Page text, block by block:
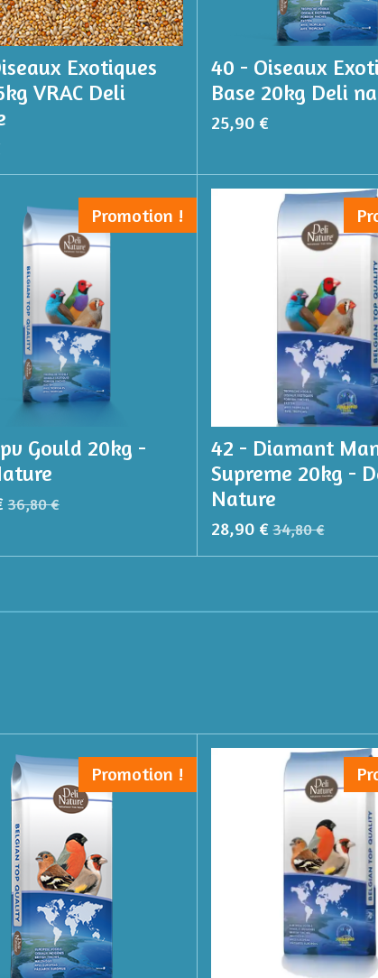
Exotiques
VRAC Deli
40 - Oiseaux
Base 20kg Deli
25,90 €
Promotion !
Gould 20kg -
36,80 €
42 - Diamant
Supreme 20kg -
Nature
28,90 € 34,80 €
Promotion !